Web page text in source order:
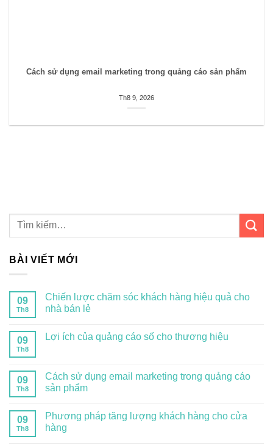
Cách sử dụng email marketing trong quảng cáo sản phẩm
Th8 9, 2026
BÀI VIẾT MỚI
09
Th8
Chiến lược chăm sóc khách hàng hiệu quả cho
nhà bán lẻ
09
Th8
Lợi ích của quảng cáo số cho thương hiệu
09
Th8
Cách sử dụng email marketing trong quảng cáo
sản phẩm
09
Th8
Phương pháp tăng lượng khách hàng cho cửa
hàng